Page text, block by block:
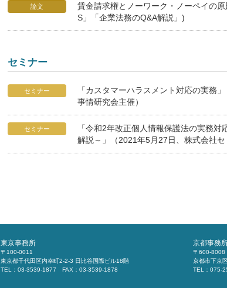
論文
賃金請求権とノーワーク・ノーペイの
S」「企業法務のQ&A解説」)
セミナー
セミナー
「カスタマーハラスメント対応の実務
事情研究会主催）
セミナー
「令和2年改正個人情報保護法の実務
解説～」（2021年5月27日、株式会社セ
東京事務所
〒100-0011
東京都千代田区内幸町2-2-3 日比谷国際ビル18階
TEL：03-3539-1877 FAX：03-3539-1878
京都事務
〒600-8008
京都市下京
TEL：075-